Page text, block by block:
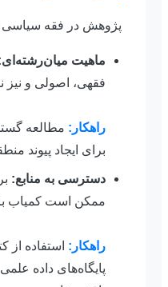
پژوهش در فقه سیاسی
ماهیت
فقهی، اصولی و
راهکار: مطالعه
برای ایجاد پیوند
دسترسی به منابع:
ممکن است کمیاب
راهکار: استفاده از
پایگاه‌های داده